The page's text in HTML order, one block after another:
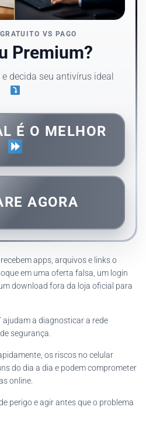
VS PAGO
Premium?
decida seu antivírus ideal
É O MELHOR
AGORA
apps, arquivos e links o
em uma oferta falsa, um login
download fora da loja oficial para
ajudam a diagnosticar a rede
segurança.
os riscos no celular
do dia a dia e podem comprometer
online.
perigo e agir antes que o problema